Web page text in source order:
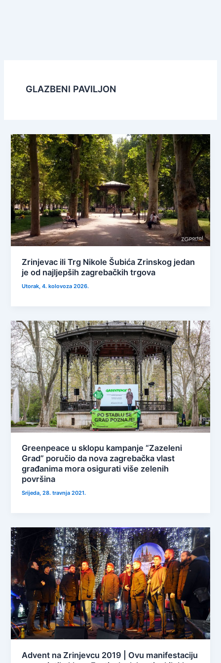
GLAZBENI PAVILJON
Zrinjevac ili Trg Nikole Šubića Zrinskog jedan
je od najljepših zagrebačkih trgova
Utorak, 4. kolovoza 2026.
Greenpeace u sklopu kampanje “Zazeleni
Grad” poručio da nova zagrebačka vlast
građanima mora osigurati više zelenih
površina
Srijeda, 28. travnja 2021.
Advent na Zrinjevcu 2019 | Ovu manifestaciju